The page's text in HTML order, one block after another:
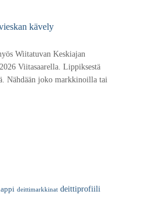
kävely
Wiitatuvan Keskiajan
Viitasaarella. Lippiksestä
Nähdään joko markkinoilla tai
deittimarkkinat deittiprofiili